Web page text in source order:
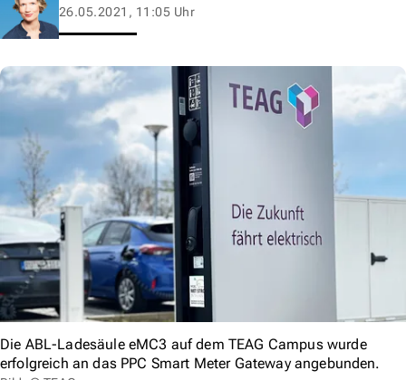
26.05.2021, 11:05 Uhr
Die ABL-Ladesäule eMC3 auf dem TEAG Campus wurde
erfolgreich an das PPC Smart Meter Gateway angebunden.